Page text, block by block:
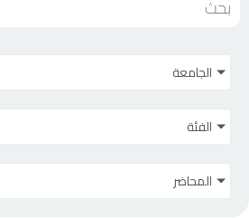
الجامعة
الفئة
المحاضر